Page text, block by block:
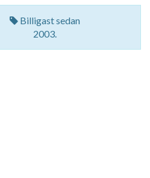
Billigast sedan
2003.